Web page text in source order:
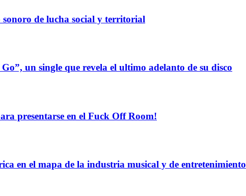
de lucha social y territorial
un single que revela el ultimo adelanto de su disco
presentarse en el Fuck Off Room!
en el mapa de la industria musical y de entretenimiento